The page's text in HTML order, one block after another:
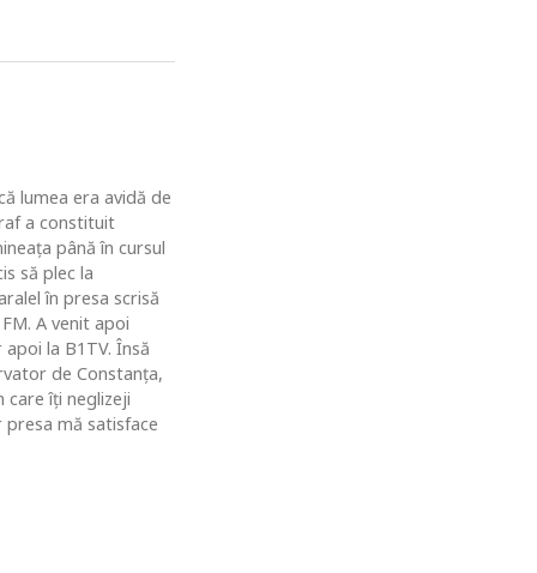
lumea era avidă de
a constituit
până în cursul
să plec la
în presa scrisă
A venit apoi
la B1TV. Însă
de Constanţa,
care îţi neglizeji
presa mă satisface